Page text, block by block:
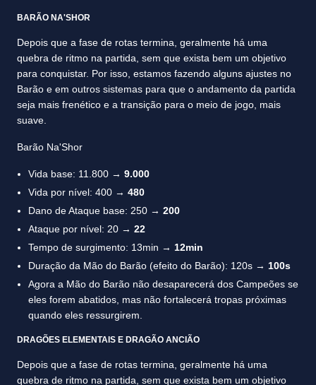
BARÃO NA'SHOR
Depois que a fase de rotas termina, geralmente há uma
quebra de ritmo na partida, sem que exista bem um objetivo
para conquistar. Por isso, estamos fazendo alguns ajustes no
Barão e em outros sistemas para que o andamento da partida
seja mais frenético e a transição para o meio de jogo, mais
suave.
Barão Na'Shor
Vida base: 11.800 → 9.000
Vida por nível: 400 → 480
Dano de Ataque base: 250 → 200
Ataque por nível: 20 → 22
Tempo de surgimento: 13min → 12min
Duração da Mão do Barão (efeito do Barão): 120s → 100s
Agora a Mão do Barão não desaparecerá dos Campeões se
eles forem abatidos, mas não fortalecerá tropas próximas
quando eles ressurgirem.
DRAGÕES ELEMENTAIS E DRAGÃO ANCIÃO
Depois que a fase de rotas termina, geralmente há uma
quebra de ritmo na partida, sem que exista bem um objetivo